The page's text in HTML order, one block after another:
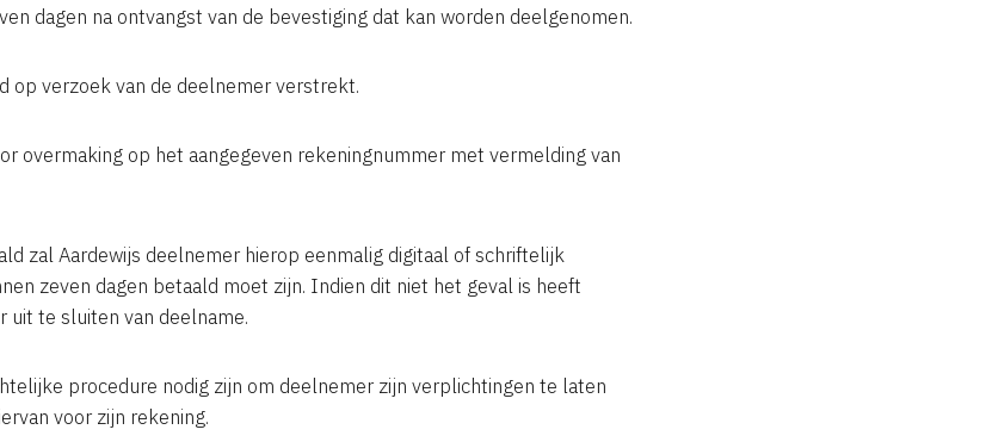
dagen na ontvangst van de bevestiging dat kan worden deelgenomen.
op verzoek van de deelnemer verstrekt.
overmaking op het aangegeven rekeningnummer met vermelding van
zal Aardewijs deelnemer hierop eenmalig digitaal of schriftelijk
zeven dagen betaald moet zijn. Indien dit niet het geval is heeft
uit te sluiten van deelname.
procedure nodig zijn om deelnemer zijn verplichtingen te laten
voor zijn rekening.